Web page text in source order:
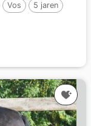
Vos
5 jaren